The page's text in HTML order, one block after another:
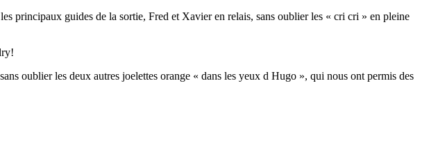
principaux guides de la sortie, Fred et Xavier en relais, sans oublier les « cri cri » en pleine
oublier les deux autres joelettes orange « dans les yeux d Hugo », qui nous ont permis des